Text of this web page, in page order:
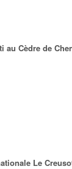
au Cèdre de
Le